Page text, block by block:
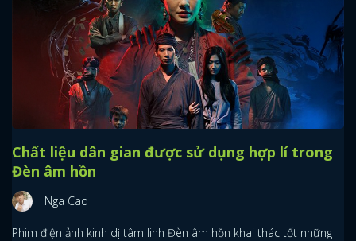
Chất liệu dân gian được sử dụng hợp lí trong
Đèn âm hồn
Nga Cao
Phim điện ảnh kinh dị tâm linh Đèn âm hồn khai thác tốt những